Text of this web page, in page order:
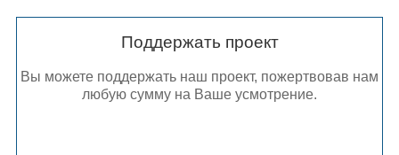
Поддержать проект
Вы можете поддержать наш проект, пожертвовав нам
любую сумму на Ваше усмотрение.